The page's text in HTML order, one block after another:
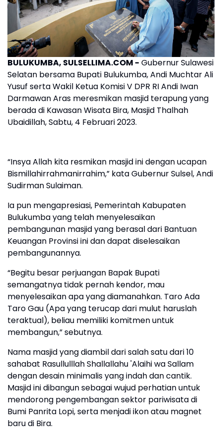
BULUKUMBA, SULSELLIMA.COM - Gubernur Sulawesi
Selatan bersama Bupati Bulukumba, Andi Muchtar Ali
Yusuf serta Wakil Ketua Komisi V DPR RI Andi Iwan
Darmawan Aras meresmikan masjid terapung yang
berada di Kawasan Wisata Bira, Masjid Thalhah
Ubaidillah, Sabtu, 4 Februari 2023.
“Insya Allah kita resmikan masjid ini dengan ucapan
Bismillahirrahmanirrahim,” kata Gubernur Sulsel, Andi
Sudirman Sulaiman.
Ia pun mengapresiasi, Pemerintah Kabupaten
Bulukumba yang telah menyelesaikan
pembangunan masjid yang berasal dari Bantuan
Keuangan Provinsi ini dan dapat diselesaikan
pembangunannya.
“Begitu besar perjuangan Bapak Bupati
semangatnya tidak pernah kendor, mau
menyelesaikan apa yang diamanahkan. Taro Ada
Taro Gau (Apa yang terucap dari mulut haruslah
teraktual), beliau memiliki komitmen untuk
membangun,” sebutnya.
Nama masjid yang diambil dari salah satu dari 10
sahabat Rasullulllah Shallallahu 'Alaihi wa Sallam
dengan desain minimalis yang indah dan cantik.
Masjid ini dibangun sebagai wujud perhatian untuk
mendorong pengembangan sektor pariwisata di
Bumi Panrita Lopi, serta menjadi ikon atau magnet
baru di Bira.